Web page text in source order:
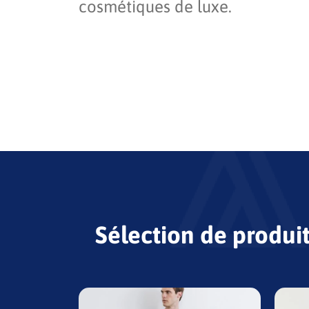
cosmétiques de luxe.
Sélection de